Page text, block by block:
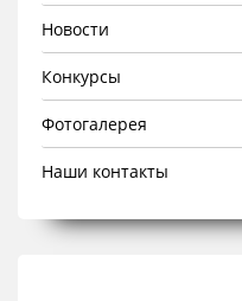
Новости
Конкурсы
Фотогалерея
Наши контакты